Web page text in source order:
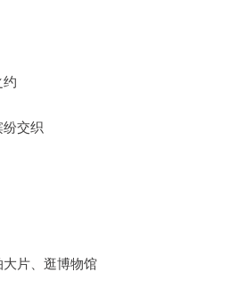
交织
片、逛博物馆